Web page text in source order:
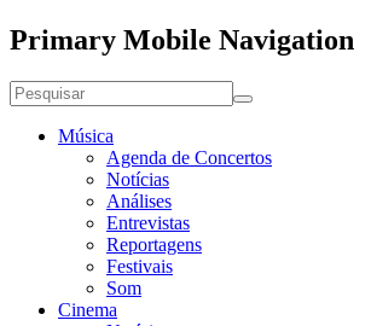
Primary Mobile Navigation
Música
Agenda de Concertos
Notícias
Análises
Entrevistas
Reportagens
Festivais
Som
Cinema